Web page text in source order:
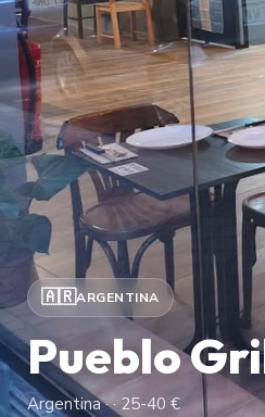
🇦🇷ARGENTINA
Pueblo
Argentina · · 25-40 €